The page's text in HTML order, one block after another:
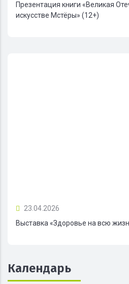
Презентация книги «Великая
искусстве Мстёры» (12+)
23.04.2026
Выставка «Здоровье на всю
Календарь